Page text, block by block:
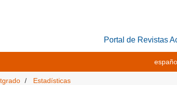
Portal de Revistas
Estadísticas